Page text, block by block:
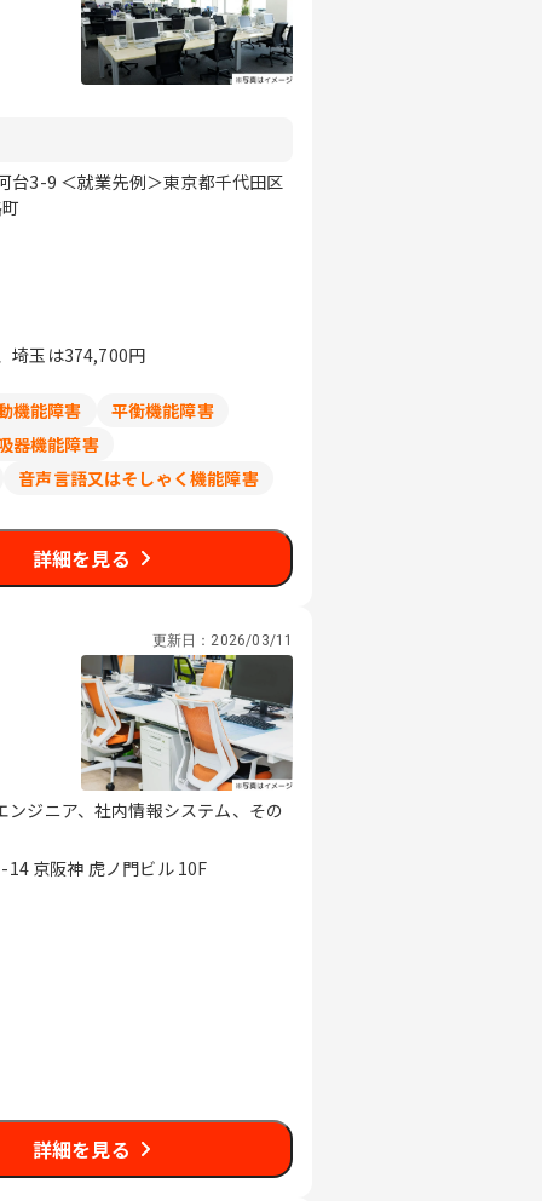
台3-9 ＜就業先例＞東京都千代田区
埼玉は374,700円
機能障害
平衡機能障害
器機能障害
音声言語又はそしゃく機能障害
詳細を見る
更新日： 2026/03/11
ジニア、社内情報システム、その
京阪神 虎ノ門ビル 10F
詳細を見る